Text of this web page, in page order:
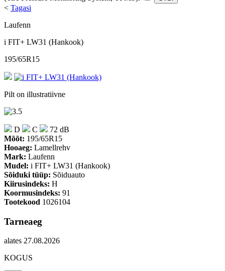
< Tagasi
Laufenn
i FIT+ LW31 (Hankook)
195/65R15
Pilt on illustratiivne
D C
72 dB
Mõõt: 195/65R15
Hooaeg: Lamellrehv
Mark: Laufenn
Mudel: i FIT+ LW31 (Hankook)
Sõiduki tüüp: Sõiduauto
Kiirusindeks: H
Koormusindeks: 91
Tootekood 1026104
Tarneaeg
alates 27.08.2026
KOGUS